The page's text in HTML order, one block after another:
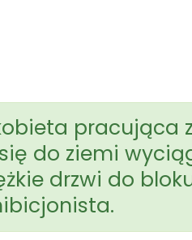
pracująca
do ziemi
drzwi do